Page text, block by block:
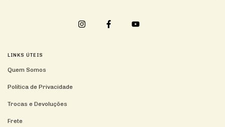
LINKS ÚTEIS
Quem Somos
Política de Privacidade
Trocas e Devoluções
Frete